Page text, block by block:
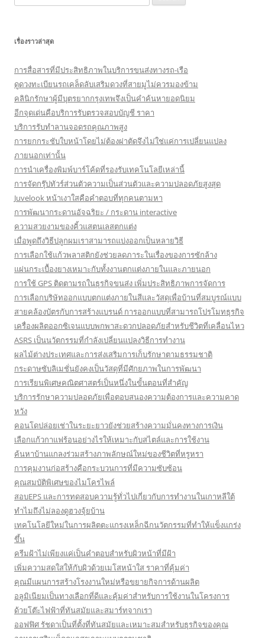
for:
เรื่องราวล่าสุด
การสื่อสารที่มีประสิทธิภาพในบริการขนส่งทางรถ-เรือ
ดูดวงทะเบียนรถเคล็ดลับเสริมดวงที่สายมูไม่ควรมองข้าม
คลินิกรักษาผู้มีบุตรยากกรุงเทพจึงเป็นคำค้นหายอดนิยม
อีกจุดเด่นคือบริการรับตรวจสอบบัญชี ราคา
บริการรับทำลานจอดรถคุณภาพสูง
การยกกระชับใบหน้าโดยไม่ต้องผ่าตัดจึงไม่ใช่แค่การเปลี่ยนแปลง
ภายนอกเท่านั้น
การนำเครื่องพิมพ์บาร์โค้ดที่รองรับเทคโนโลยีเหล่านี้
การจัดกรุ๊ปทัวร์ส่วนตัวความเป็นส่วนตัวและความปลอดภัยสูงสุด
Juvelook หน้าเงาใสคือคำตอบที่ทุกคนตามหา
การพัฒนากระดานอัจฉริยะ / กระดาน interactive
ความสวยงามของคิ้วแสตนเลสตกแต่ง
เมื่อพูดถึงวิธีปลูกผมเราสามารถแบ่งออกเป็นหลายวิธี
การเลือกใช้แก้วพลาสติกยังช่วยลดภาระในเรื่องของการซักล้าง
แผ่นกระเบื้องยางเหมาะกับทั้งงานตกแต่งภายในและภายนอก
การใช้ GPS ติดตามรถในธุรกิจขนส่ง เพิ่มประสิทธิภาพการจัดการ
การเลือกบริษัทออกแบบตกแต่งภายในสีและวัสดุเพื่อบ้านที่สมบูรณ์แบบ
สายคล้องบัตรกับการสร้างแบรนด์ การออกแบบที่สามารถโปรโมทธุรกิจ
เครื่องผลิตออกซิเจนแบบพกพาสะดวกปลอดภัยสำหรับชีวิตที่เคลื่อนไหว
ASRS เป็นนวัตกรรมที่กำลังเปลี่ยนแปลงวิธีการทำงาน
ผลไม้ต่างประเทศและการส่งเสริมการเก็บรักษาตามธรรมชาติ
กระดาษซับลิเมชั่นยังคงเป็นวัสดุที่มีศักยภาพในการพัฒนา
การเรียนพิเศษคณิตศาสตร์เป็นหนึ่งในขั้นตอนที่สำคัญ
บริการรักษาความปลอดภัยเพื่อตอบสนองความต้องการและความคาด
หวัง
คอนโดปล่อยเช่าในระยะยาวยังช่วยสร้างความมั่นคงทางการเงิน
เลือกแก้วกาแฟร้อนอย่างไรให้เหมาะกับสไตล์และการใช้งาน
ค้นหาบ้านแกลงร่วมสร้างภาพลักษณ์ใหม่ของชีวิตที่หรูหรา
การคุมงานก่อสร้างคือกระบวนการที่มีความซับซ้อน
คุณสมบัติพิเศษของไมโครไพล์
สอบEPS และการทดสอบความรู้ทั่วไปเกี่ยวกับการทำงานในเกาหลีใต้
ทำไมถึงไม่ลองดูฮวงจุ้ยบ้าน
เทคโนโลยีใหม่ในการผลิตตะแกรงเหล็กฉีกนวัตกรรมที่ทำให้แข็งแกร่ง
ขึ้น
ครีมฝ้าไม่เพียงแค่เป็นคำตอบสำหรับผิวหน้าที่มีฝ้า
เพิ่มความสดใสให้กับผิวด้วยเมโสหน้าใส ราคาที่คุ้มค่า
คุณมีแผนการสร้างโรงงานใหม่หรือขยายกิจการด้านผลิต
อลูมิเนียมเป็นทางเลือกที่ดีและคุ้มค่าสำหรับการใช้งานในโครงการ
ด้วยโต๊ะไฟฟ้าที่ทันสมัยและสมาร์ทจากเรา
ออฟฟิศ รัชดาเป็นที่ตั้งที่ทันสมัยและเหมาะสมสำหรับธุรกิจของคุณ